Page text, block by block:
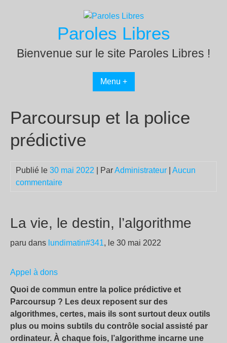
Paroles Libres
Bienvenue sur le site Paroles Libres !
Menu +
Parcoursup et la police
prédictive
Publié le 30 mai 2022 | ParAdministrateur
Aucun
commentaire
La vie, le destin, l’algorithme
paru dans lundimatin#341, le 30 mai 2022
Appel à dons
Quoi de commun entre la police prédictive et
Parcoursup ? Les deux reposent sur des
algorithmes, certes, mais ils sont surtout deux outils
plus ou moins subtils du contrôle social assisté par
ordinateur. À chaque fois, l’algorithme incarne une